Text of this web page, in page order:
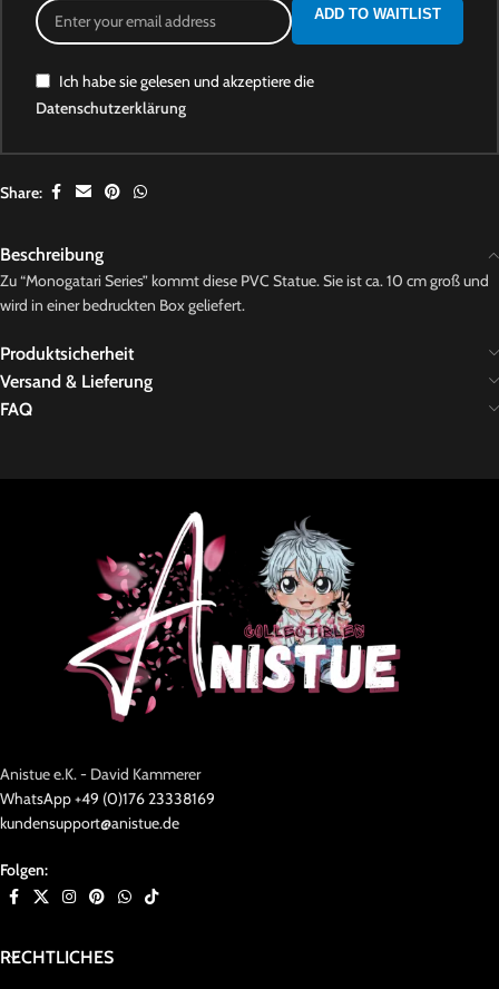
ADD TO WAITLIST
Ich habe sie gelesen und akzeptiere die
Datenschutzerklärung
Share:
Beschreibung
Zu “Monogatari Series” kommt diese PVC Statue. Sie ist ca. 10 cm groß und
wird in einer bedruckten Box geliefert.
Produktsicherheit
Versand & Lieferung
FAQ
Anistue e.K. - David Kammerer
WhatsApp +49 (0)176 23338169
kundensupport@anistue.de
Folgen:
RECHTLICHES